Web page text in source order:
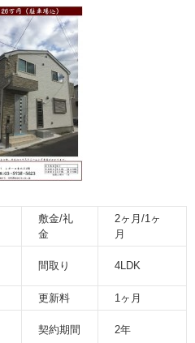
敷金/礼
金
2ヶ月/1ヶ
月
間取り 4LDK
更新料
1ヶ月
契約期間 2年